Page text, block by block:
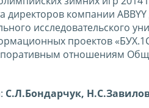
директоров компании ABBYY
исследовательского
проектов
отношениям
С.Л.Бондарчук,